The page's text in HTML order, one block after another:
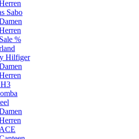
Sabo
Sale %
Hilfiger
H3
ACE